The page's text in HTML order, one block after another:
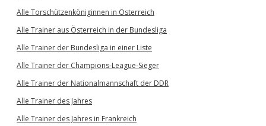
Alle Torschützenköniginnen in Österreich
Alle Trainer aus Österreich in der Bundesliga
Alle Trainer der Bundesliga in einer Liste
Alle Trainer der Champions-League-Sieger
Alle Trainer der Nationalmannschaft der DDR
Alle Trainer des Jahres
Alle Trainer des Jahres in Frankreich